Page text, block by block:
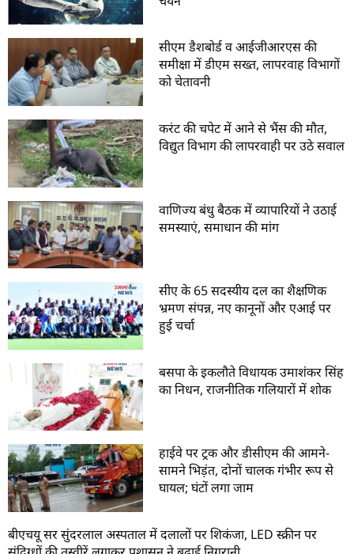
सीएम डैशबोर्ड व आईजीआरएस की
समीक्षा में डीएम सख्त, लापरवाह विभागों
को चेतावनी
करंट की चपेट में आने से भैंस की मौत,
विद्युत विभाग की लापरवाही पर उठे सवाल
वाणिज्य बंधु बैठक में व्यापारियों ने उठाई
समस्याएं, समाधान की मांग
सीए के 65 सदस्यीय दल का शैक्षणिक
भ्रमण संपन्न, नए कानूनों और एआई पर
हुई चर्चा
बसपा के इकलौते विधायक उमाशंकर सिंह
का निधन, राजनीतिक गलियारों में शोक
हाईवे पर ट्रक और डीसीएम की आमने-
सामने भिड़ंत, दोनों चालक गंभीर रूप से
घायल; घंटों लगा जाम
बीएचयू सर सुंदरलाल अस्पताल में दलालों पर शिकंजा, LED स्क्रीन पर